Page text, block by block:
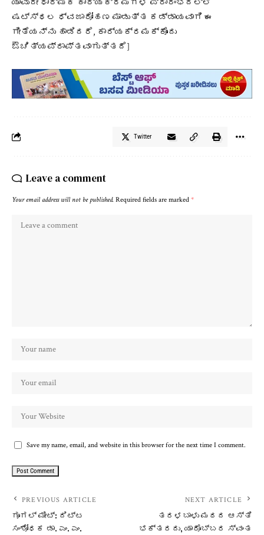
ಯಾವುದೇ ಧಾರ್ಮಿಕ ಕಾರ್ಯಕ್ರಮಗಳ ಪ್ರಾರಂಭದಲ್ಲಿ
ಷಟ್ಸ್ಥಲ ಧ್ವಜಾರೋಹಣ ಮಾಡುತ್ತ ಕಡ್ಡಾಯವಾಗಿ ಈ
ಗೀತೆಯನ್ನು ಹಾಡಿದರೆ, ಕಾರ್ಯಕ್ರಮಕ್ಕೊಂದು
ಔಚಿತ್ಯಪ್ರಾಪ್ತವಾಗುತ್ತದೆ]
Twitter
Leave a comment
Your email address will not be published. Required fields are marked *
Save my name, email, and website in this browser for the next time I comment.
PREVIOUS ARTICLE
ಗೂಗಲ್ ಮೀಟ್: ದಿಟ್ಟ
ಸಂಶೋಧಕ ಡಾ. ಎಂ. ಎಂ.
NEXT ARTICLE
ತರಳಬಾಳು ಮಠದ ಆಸ್ತಿ
ಭಕ್ತರದು, ಯಾರೊಬ್ಬರ ಸ್ವಂತ